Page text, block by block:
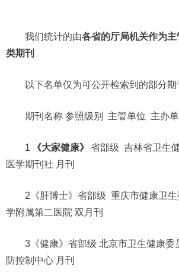
我们统计的由各省的厅局机关作为
类期刊
以下名单仅为可公开检索到的部分
期刊名称 参照级别 主管单位 主办
1 《大家健康》
省部级 吉林省卫生
医学期刊社 月刊
2《肝博士》省部级 重庆市健康卫
学附属第二医院 双月刊
3《健康》省部级 北京市卫生健康委
防控制中心 月刊